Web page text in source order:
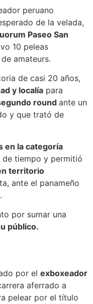
peruano
de la velada,
Paseo San
10 peleas
amateurs.
de casi 20 años,
y localía para
roundante un
y que trató de
en la categoría
de tiempo y permitió
territorio
ante el panameño
por sumar una
público.
por el exboxeador
aferrado a
pelear por el título